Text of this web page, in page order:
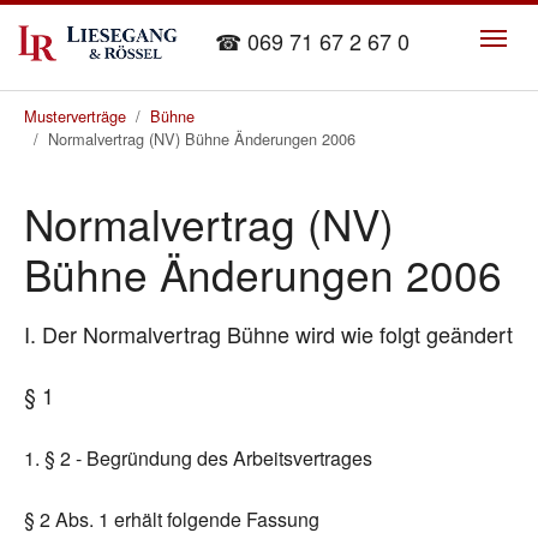
Skip to main content
☎ 069 71 67 2 67 0
You are here:
Musterverträge
Bühne
Normalvertrag (NV) Bühne Änderungen 2006
Normalvertrag (NV)
Bühne Änderungen 2006
I. Der Normalvertrag Bühne wird wie folgt geändert
§ 1
1. § 2 - Begründung des Arbeitsvertrages
§ 2 Abs. 1 erhält folgende Fassung